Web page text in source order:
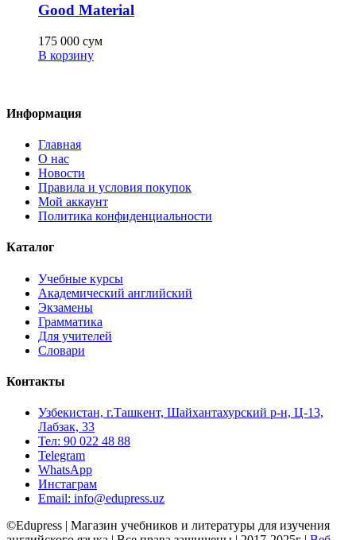
Good Material
175 000 сум
В корзину
Информация
Главная
О нас
Новости
Правила и условия покупок
Мой аккаунт
Политика конфиденциальности
Каталог
Учебные курсы
Академический английский
Экзамены
Грамматика
Для учителей
Словари
Контакты
Узбекистан, г.Ташкент, Шайхантахурский р-н, Ц-13,
Лабзак, 33
Тел: 90 022 48 88
Telegram
WhatsApp
Инстаграм
Email: info@edupress.uz
©Edupress | Магазин учебников и литературы для изучения